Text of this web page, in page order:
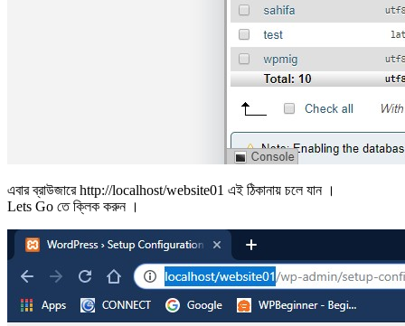
এবার ব্রাউজারে http://localhost/website01 এই ঠিকানায় চলে যান ।
Lets Go তে ক্লিক করুন ।